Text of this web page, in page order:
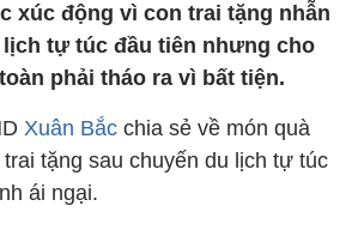
xúc động vì con trai tặng nhẫn
tự túc đầu tiên nhưng cho
phải tháo ra vì bất tiện.
Xuân Bắc chia sẻ về món quà
tặng sau chuyến du lịch tự túc
ái ngại.